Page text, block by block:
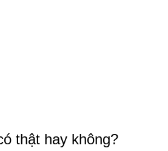
thật hay không?